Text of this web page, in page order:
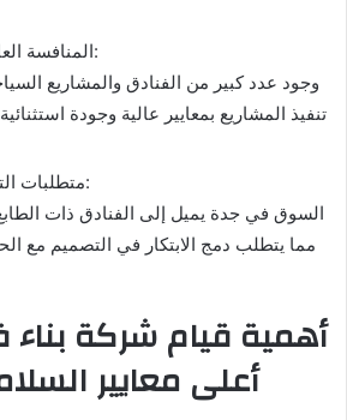
6. المنافسة العالية في السوق:
وجود عدد كبير من الفنادق والمشاريع
تنفيذ المشاريع بمعايير عالية وجودة
7. متطلبات التصميم العصري:
السوق في جدة يميل إلى الفنادق ذات
مما يتطلب دمج الابتكار في التصميم مع
أهمية قيام شركة بناء
أعلى معايير